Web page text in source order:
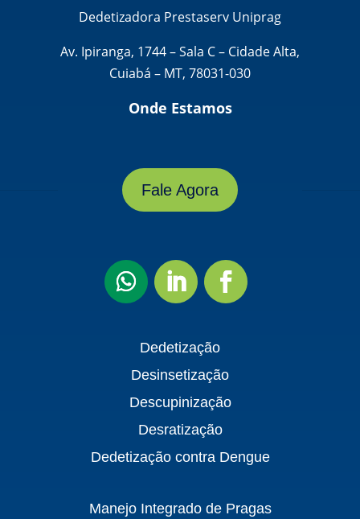
Dedetizadora Prestaserv Uniprag
Av. Ipiranga, 1744 – Sala C – Cidade Alta,
Cuiabá – MT, 78031-030
Onde Estamos
Fale Agora
Dedetização
Desinsetização
Descupinização
Desratização
Dedetização contra Dengue
Manejo Integrado de Pragas